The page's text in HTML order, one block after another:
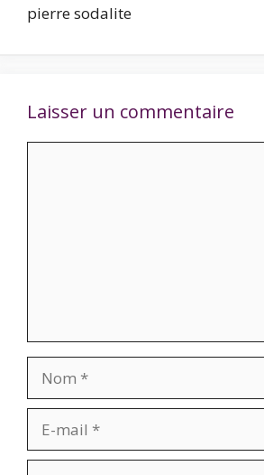
pierre sodalite
Laisser un commentaire
mail